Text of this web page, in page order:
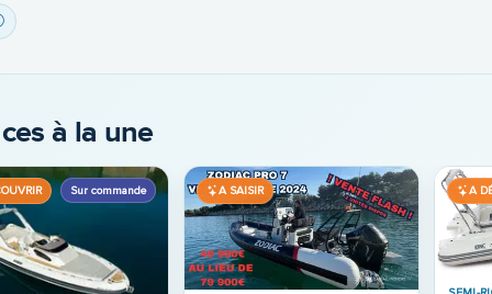
à la une
A DÉCOUVRIR A